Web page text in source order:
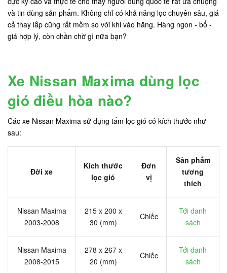
và tin dùng sản phẩm. Không chỉ có khả năng lọc chuyên sâu, giá
cả thay lắp cũng rất mềm so với khi vào hãng. Hàng ngon - bổ -
giá hợp lý, còn chần chờ gì nữa bạn?
Xe Nissan Maxima dùng lọc
gió điều hòa nào?
Các xe Nissan Maxima sử dụng tấm lọc gió có kích thước như
sau:
Đời xe
Kích thước
lọc gió
Đơn
vị
Sản phẩm
tương
thích
Nissan Maxima
2003-2008
215 x 200 x
30 (mm)
Chiếc
Tới danh
sách
Nissan Maxima
2008-2015
278 x 267 x
20 (mm)
Chiếc
Tới danh
sách